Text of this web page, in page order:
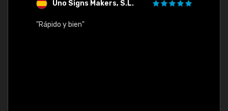
Uno Signs Makers, S.L.
"Rápido y bien"